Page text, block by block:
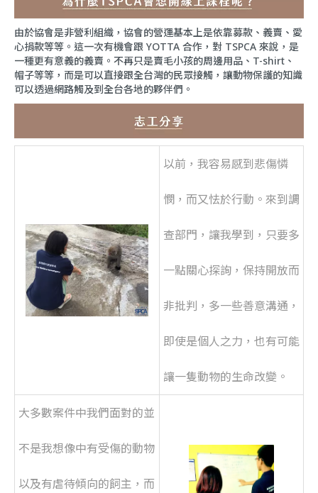
由於協會是非營利組織，協會的營運基本上是依靠募款、義賣、愛
心捐款等等。這一次有機會跟 YOTTA 合作，對 TSPCA 來說，是
一種更有意義的義賣。不再只是賣毛小孩的周邊用品、T-shirt、
帽子等等，而是可以直接跟全台灣的民眾接觸，讓動物保護的知識
可以透過網路觸及到全台各地的夥伴們。
以前，我容易感到悲傷憐
憫，而又怯於行動。來到調
查部門，讓我學到，只要多
一點關心探詢，保持開放而
非批判，多一些善意溝通，
即使是個人之力，也有可能
讓一隻動物的生命改變。
大多數案件中我們面對的並
不是我想像中有受傷的動物
以及有虐待傾向的飼主，而